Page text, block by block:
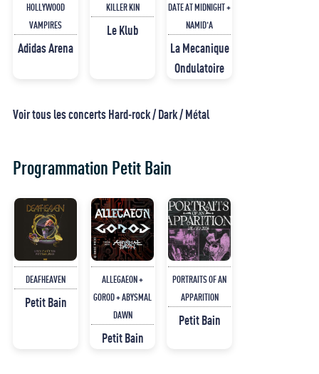
HOLLYWOOD
VAMPIRES
Adidas Arena
KILLER KIN
Le Klub
DATE AT MIDNIGHT +
NAMID'A
La Mecanique
Ondulatoire
Voir tous les concerts Hard-rock / Dark / Métal
Programmation Petit Bain
DEAFHEAVEN
Petit Bain
ALLEGAEON +
GOROD + ABYSMAL
DAWN
Petit Bain
PORTRAITS OF AN
APPARITION
Petit Bain